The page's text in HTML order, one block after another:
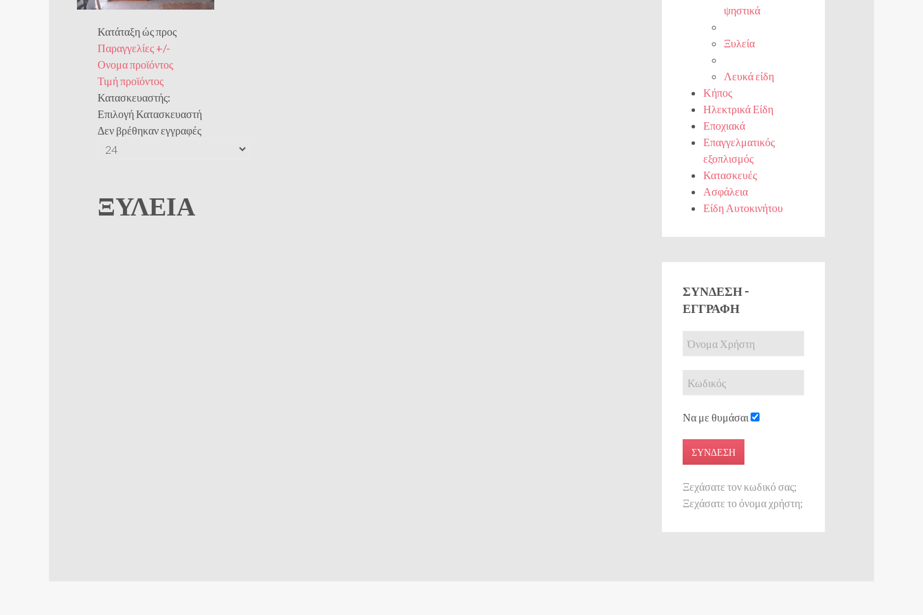
Κατάταξη ώς προς
Παραγγελίες +/-
Ονομα προϊόντος
Τιμή προϊόντος
Κατασκευαστής:
Επιλογή Κατασκευαστή
Δεν βρέθηκαν εγγραφές
ΞΥΛΕΊΑ
ψηστικά
Ξυλεία
Λευκά είδη
Κήπος
Ηλεκτρικά Είδη
Εποχιακά
Επαγγελματικός
εξοπλισμός
Κατασκευές
Ασφάλεια
Είδη Αυτοκινήτου
ΣΎΝΔΕΣΗ -
ΕΓΓΡΑΦΉ
Να με θυμάσαι
ΣΎΝΔΕΣΗ
Ξεχάσατε τον κωδικό σας;
Ξεχάσατε το όνομα χρήστη;